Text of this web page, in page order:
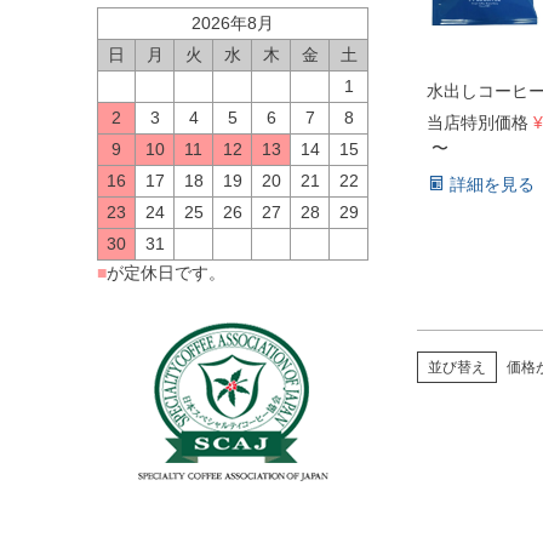
2026年8月
日
月 火 水 木 金
土
1
2
3 4 5 6 7
8
9
10 11 12 13 14
15
16
17 18 19 20 21
22
23
24 25 26 27 28
29
30
31
■が定休日です。
水出しコーヒ
当店特別価格 ¥
〜
詳細を見る
並び替え 価格